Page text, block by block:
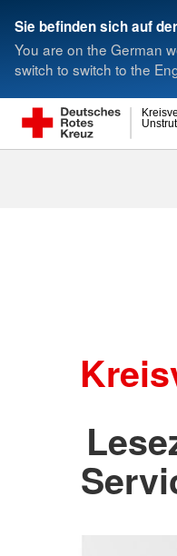
Sie befinden sich auf
You are on the German
switch to switch to the